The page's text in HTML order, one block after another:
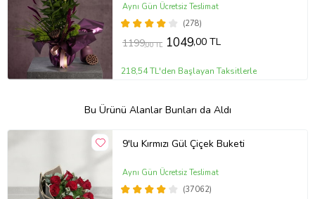
(278)
Aynı Gün Ücretsiz Teslimat
1199,00 TL 1049,00 TL
218,54 TL'den Başlayan Taksitlerle
Bu Ürünü Alanlar Bunları da Aldı
9'lu Kırmızı Gül Çiçek Buketi
(37062)
Aynı Gün Ücretsiz Teslimat